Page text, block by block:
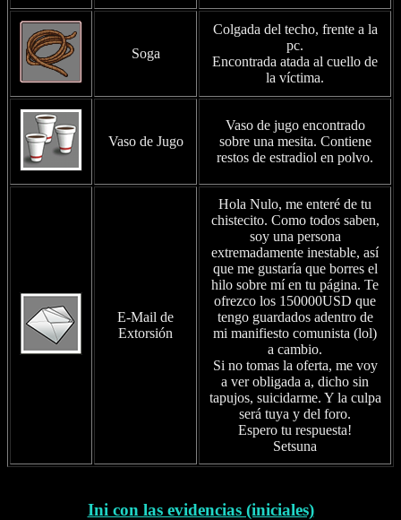
Soga
Colgada del techo, frente a la
pc.
Encontrada atada al cuello de
la víctima.
Vaso de Jugo
Vaso de jugo encontrado
sobre una mesita. Contiene
restos de estradiol en polvo.
E-Mail de
Extorsión
Hola Nulo, me enteré de tu
chistecito. Como todos saben,
soy una persona
extremadamente inestable, así
que me gustaría que borres el
hilo sobre mí en tu página. Te
ofrezco los 150000USD que
tengo guardados adentro de
mi manifiesto comunista (lol)
a cambio.
Si no tomas la oferta, me voy
a ver obligada a, dicho sin
tapujos, suicidarme. Y la culpa
será tuya y del foro.
Espero tu respuesta!
Setsuna
Ini con las evidencias (iniciales)